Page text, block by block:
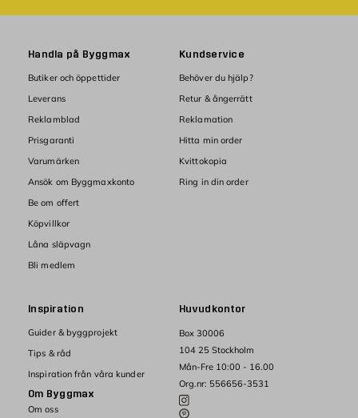
Huvudkontor
Box 30006
104 25 Stockholm
Mån-Fre 10:00 - 16.00
Org.nr: 556656-3531
Handla på Byggmax
Butiker och öppettider
Leverans
Reklamblad
Prisgaranti
Varumärken
Ansök om Byggmaxkonto
Be om offert
Köpvillkor
Låna släpvagn
Bli medlem
Kundservice
Behöver du hjälp?
Retur & ångerrätt
Reklamation
Hitta min order
Kvittokopia
Ring in din order
Inspiration
Guider & byggprojekt
Tips & råd
Inspiration från våra kunder
Om Byggmax
Om oss